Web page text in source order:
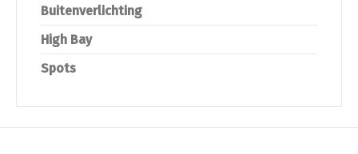
Buitenverlichting
High Bay
Spots